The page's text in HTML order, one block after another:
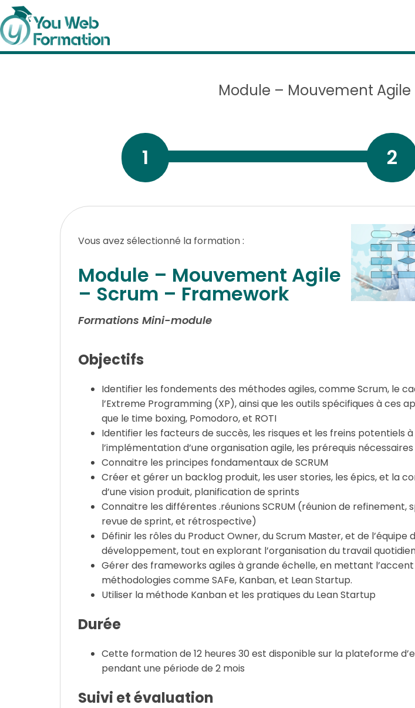
Module – Mouvement
1 2
Vous avez sélectionné la formation :
Module – Mouvement Agile
– Scrum – Framework
Formations Mini-module
Objectifs
Identifier les fondements des méthodes agiles, comme Scrum, le
l’Extreme Programming (XP), ainsi que les outils spécifiques à ces
que le time boxing, Pomodoro, et ROTI
Identifier les facteurs de succès, les risques et les freins potentiels à
l’implémentation d’une organisation agile, les prérequis nécessaires
Connaitre les principes fondamentaux de SCRUM
Créer et gérer un backlog produit, les user stories, les épics, et la
d’une vision produit, planification de sprints
Connaitre les différentes .réunions SCRUM (réunion de refinement,
revue de sprint, et rétrospective)
Définir les rôles du Product Owner, du Scrum Master, et de l’équipe
développement, tout en explorant l’organisation du travail quotidien
Gérer des frameworks agiles à grande échelle, en mettant l’accent
méthodologies comme SAFe, Kanban, et Lean Startup.
Utiliser la méthode Kanban et les pratiques du Lean Startup
Durée
Cette formation de 12 heures 30 est disponible sur la plateforme
pendant une période de 2 mois
Suivi et évaluation